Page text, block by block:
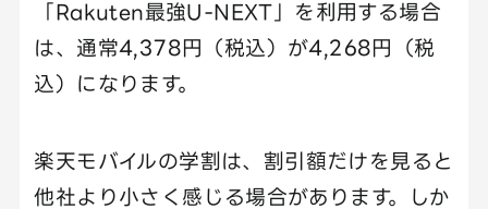
「Rakuten最強U-NEXT」を利用する場合
は、通常4,378円（税込）が4,268円（税
込）になります。
楽天モバイルの学割は、割引額だけを見ると
他社より小さく感じる場合があります。しか